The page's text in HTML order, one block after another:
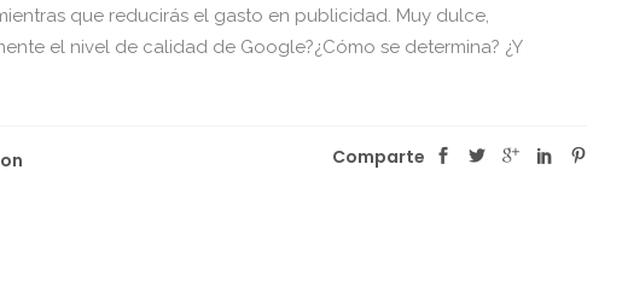
que reducirás el gasto en publicidad. Muy dulce,
el nivel de calidad de Google?¿Cómo se determina? ¿Y
Comparte